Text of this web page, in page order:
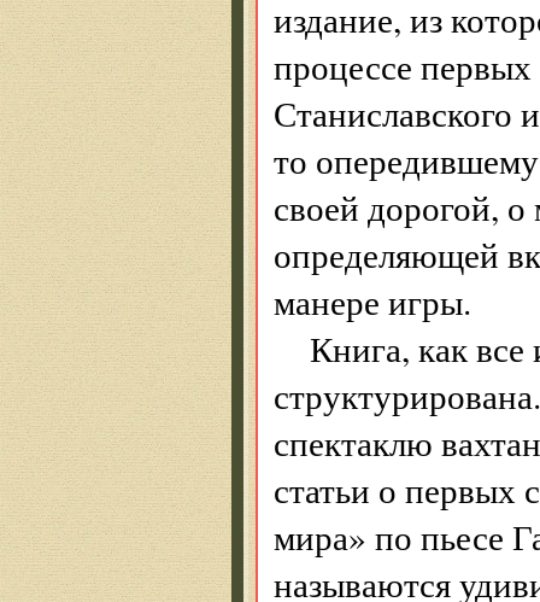
издание, из
процессе
Станиславского
то
своей дорогой,
определяющей
манере игры.
Книга, как
спектаклю
статьи о первых
мира» по пьесе
называются